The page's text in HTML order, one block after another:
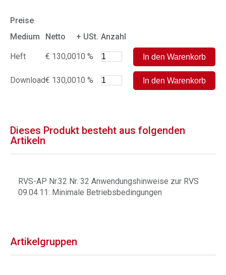
Preise
Medium
Netto + USt. Anzahl
Heft € 130,0010 %
Download€ 130,0010 %
Dieses Produkt besteht aus folgenden
Artikeln
RVS-AP Nr.32 Nr. 32 Anwendungshinweise zur RVS
09.04.11: Minimale Betriebsbedingungen
Artikelgruppen